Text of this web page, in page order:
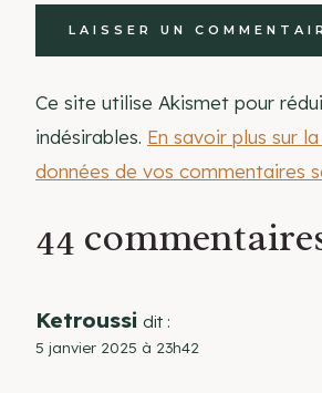
Ce site utilise Akismet pour
indésirables. En savoir plus sur
données de vos commentaires
44
Ketroussi dit :
5 janvier 2025 à 23h42